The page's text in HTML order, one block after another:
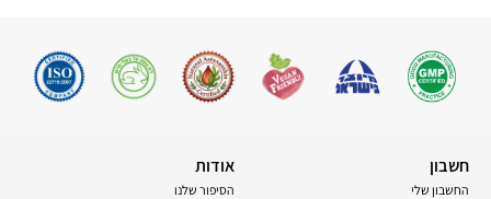
חשבון
החשבון שלי
אודות
הסיפור שלנו